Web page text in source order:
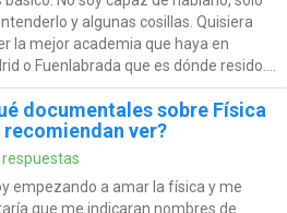
y algunas cosillas. Quisiera
la mejor academia que haya en
o Fuenlabrada que es dónde resido....
documentales sobre Física
recomiendan ver?
respuestas
empezando a amar la física y me
que me indicaran nombres de